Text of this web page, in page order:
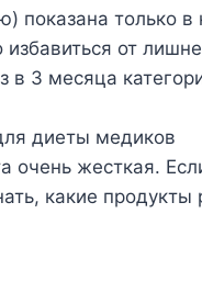
только в
от
3 месяца
диеты медиков
очень жесткая.
какие продукты